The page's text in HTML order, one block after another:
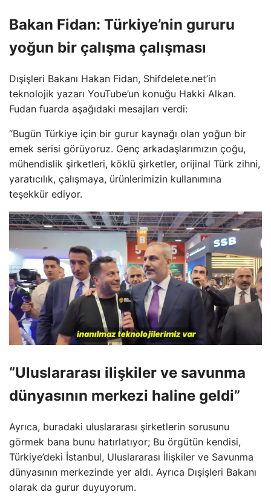
Bakan Fidan: Türkiye’nin gururu
yoğun bir çalışma çalışması
Dışişleri Bakanı Hakan Fidan, Shifdelete.net’in
teknolojik yazarı YouTube’un konuğu Hakki Alkan.
Fudan fuarda aşağıdaki mesajları verdi:
“Bugün Türkiye için bir gurur kaynağı olan yoğun bir
emek serisi görüyoruz. Genç arkadaşlarımızın çoğu,
mühendislik şirketleri, köklü şirketler, orijinal Türk zihni,
yaratıcılık, çalışmaya, ürünlerimizin kullanımına
teşekkür ediyor.
“Uluslararası ilişkiler ve savunma
dünyasının merkezi haline geldi”
Ayrıca, buradaki uluslararası şirketlerin sorusunu
görmek bana bunu hatırlatıyor; Bu örgütün kendisi,
Türkiye’deki İstanbul, Uluslararası İlişkiler ve Savunma
dünyasının merkezinde yer aldı. Ayrıca Dışişleri Bakanı
olarak da gurur duyuyorum.